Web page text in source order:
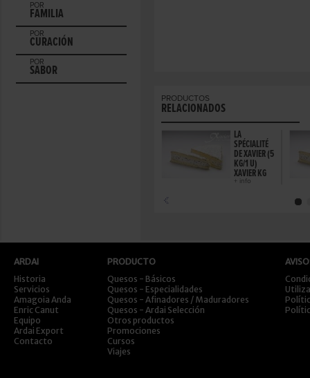
POR
FAMILIA
POR
CURACIÓN
POR
SABOR
PRODUCTOS
RELACIONADOS
LA
SPÉCIALITÉ
DE XAVIER (5
KG/1 U)
XAVIER KG
+ info
ARDAI
Historia
Servicios
Amagoia Anda
Enric Canut
Equipo
Ardai Export
Contacto
PRODUCTO
Quesos - Básicos
Quesos - Especialidades
Quesos - Afinadores / Maduradores
Quesos - Ardai Selección
Otros productos
Promociones
Cursos
Viajes